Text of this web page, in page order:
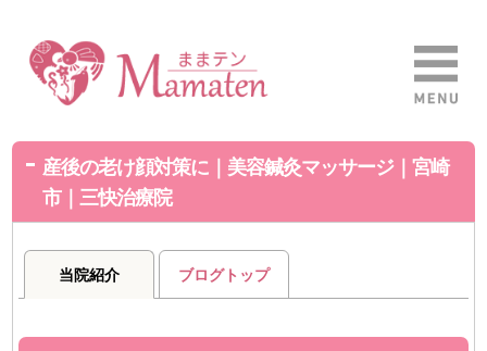
産後の老け顔対策に｜美容鍼灸マッサージ｜宮崎
市｜三快治療院
当院紹介 ブログトップ